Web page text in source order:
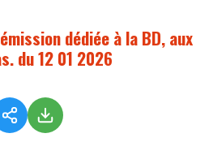
dédiée à la BD, aux
du 12 01 2026